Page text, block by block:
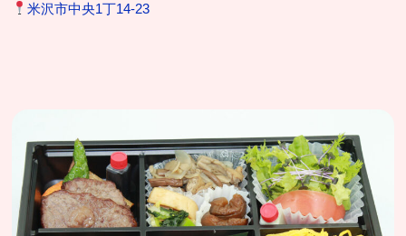
米沢市中央1丁14-23